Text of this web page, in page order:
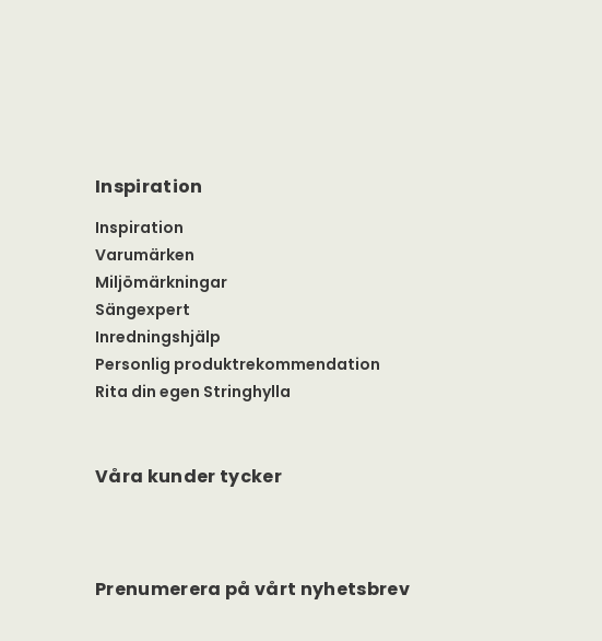
Inspiration
Inspiration
Varumärken
Miljömärkningar
Sängexpert
Inredningshjälp
Personlig produktrekommendation
Rita din egen Stringhylla
Våra kunder tycker
Prenumerera på vårt nyhetsbrev